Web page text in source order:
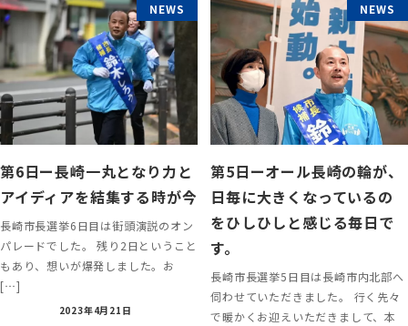
NEWS
第6日ー長崎一丸となり力と
アイディアを結集する時が今
長崎市長選挙6日目は街頭演説のオン
パレードでした。 残り2日ということ
もあり、想いが爆発しました。お
[…]
2023年4月21日
NEWS
第5日ーオール長崎の輪が、
日毎に大きくなっているの
をひしひしと感じる毎日で
す。
長崎市長選挙5日目は長崎市内北部へ
伺わせていただきました。 行く先々
で暖かくお迎えいただきまして、本